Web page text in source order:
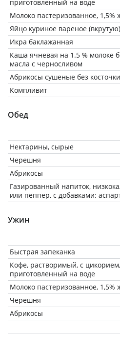
приготовленный на воде
Молоко пастеризованное, 1,5%
Яйцо куриное вареное (вкрутую)
Икра баклажанная
Каша ячневая на 1.5 % молоке
масла с черносливом
Абрикосы сушеные без
Компливит
Обед
Нектарины, сырые
Черешня
Абрикосы
Газированный напиток,
или пеппер, с добавками:
Ужин
Быстрая запеканка
Кофе, растворимый, с цикорием,
приготовленный на воде
Молоко пастеризованное, 1,5%
Черешня
Абрикосы